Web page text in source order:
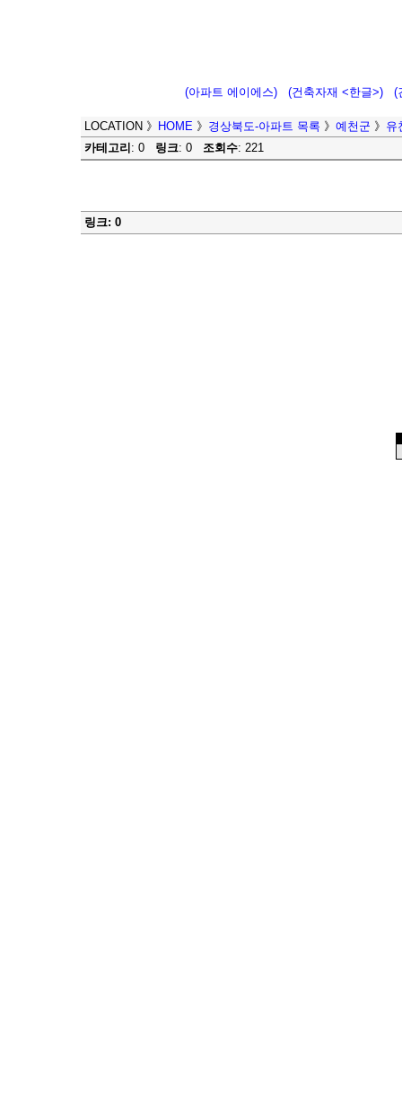
(아파트 에이에스) (건축자재 <한글>) (
LOCATION 》 HOME 》 경상북도-아파트 목록 》 예천군 》 유
카테고리 : 0 링크: 0 조회수: 221
링크: 0